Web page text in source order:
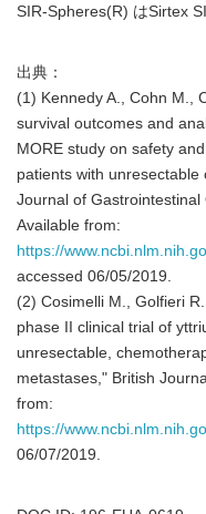
SIR-Spheres(R) はSirtex
出典：
(1) Kennedy A., Cohn M.,
survival outcomes and
MORE study on safety
patients with
Journal of
Available from:
https://
accessed 06/05/2019.
(2) Cosimelli M., Golfieri
phase II clinical trial of
unresectable,
metastases," British
from:
https://
06/07/2019.